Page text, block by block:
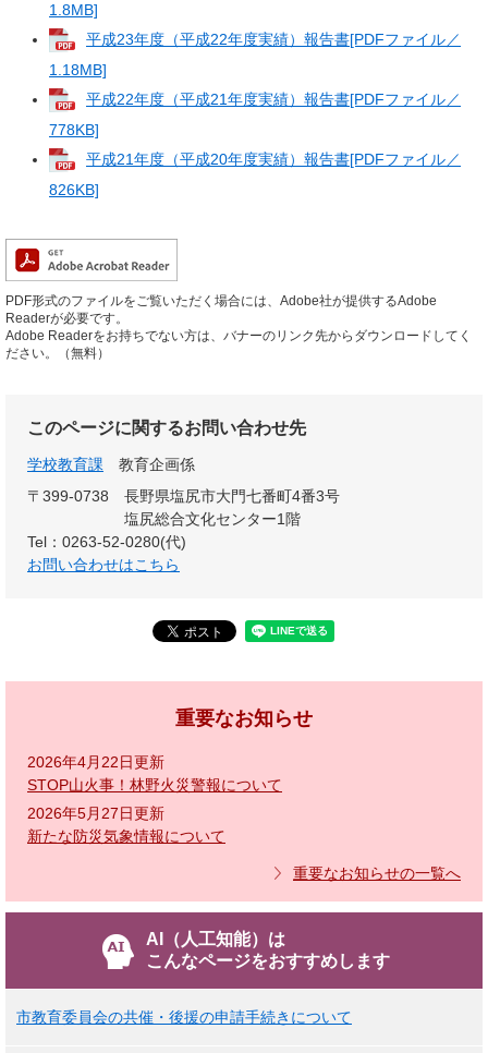
1.8MB]
平成23年度（平成22年度実績）報告書[PDFファイル／
1.18MB]
平成22年度（平成21年度実績）報告書[PDFファイル／
778KB]
平成21年度（平成20年度実績）報告書[PDFファイル／
826KB]
PDF形式のファイルをご覧いただく場合には、Adobe社が提供するAdobe
Readerが必要です。
Adobe Readerをお持ちでない方は、バナーのリンク先からダウンロードしてく
ださい。（無料）
このページに関するお問い合わせ先
学校教育課
教育企画係
〒399-0738
長野県塩尻市大門七番町4番3号
塩尻総合文化センター1階
Tel：0263-52-0280(代)
お問い合わせはこちら
重要なお知らせ
2026年4月22日更新
STOP山火事！林野火災警報について
2026年5月27日更新
新たな防災気象情報について
重要なお知らせの一覧へ
AI（人工知能）は
こんなページをおすすめします
市教育委員会の共催・後援の申請手続きについて